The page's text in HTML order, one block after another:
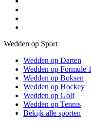
Wedden op Sport
Wedden op Darten
Wedden op Formule 1
Wedden op Boksen
Wedden op Hockey
Wedden op Golf
Wedden op Tennis
Bekijk alle sporten